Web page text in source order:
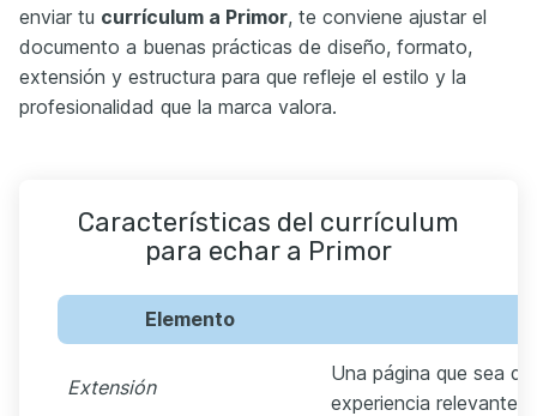
enviar tu currículum a Primor, te conviene ajustar el
documento a buenas prácticas de diseño, formato,
extensión y estructura para que refleje el estilo y la
profesionalidad que la marca valora.
Características del currículum
para echar a Primor
Elemento
Extensión
Una página que sea
experiencia relevante.